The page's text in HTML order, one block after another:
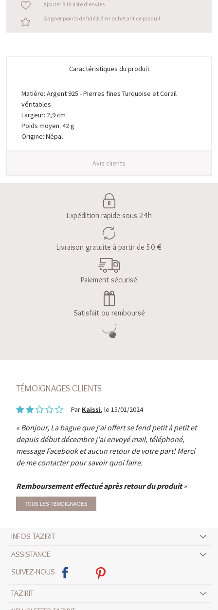
Ajouter à la liste d'envies
Gagner points de fidélité en achetant ce produit
Caractéristiques du produit
Matière: Argent 925 - Pierres fines Turquoise et Corail
véritables
Largeur: 2,9 cm
Poids moyen: 42 g
Origine: Népal
Avis clients
Expédition rapide sous 24h
Livraison gratuite à partir de 50 €
Paiement sécurisé
Satisfait ou remboursé
TÉMOIGNAGES CLIENTS
Par Kaissi, le 15/01/2024
Bonjour, La bague que j'ai offert se fend petit à petit et
depuis début décembre j'ai envoyé mail, téléphoné,
message Facebook et aucun retour de votre part! Merci
de me contacter pour savoir quoi faire.
Remboursement effectué après retour du produit
TOUS LES TÉMOIGNAGES
INFOS TAZIRIT
ASSISTANCE
SUIVEZ-NOUS
TAZIRIT